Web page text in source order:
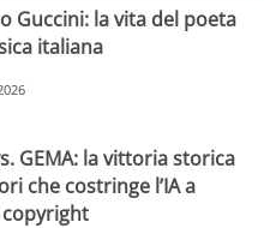
Guccini: la vita del poeta
italiana
GEMA: la vittoria storica
che costringe l’IA a